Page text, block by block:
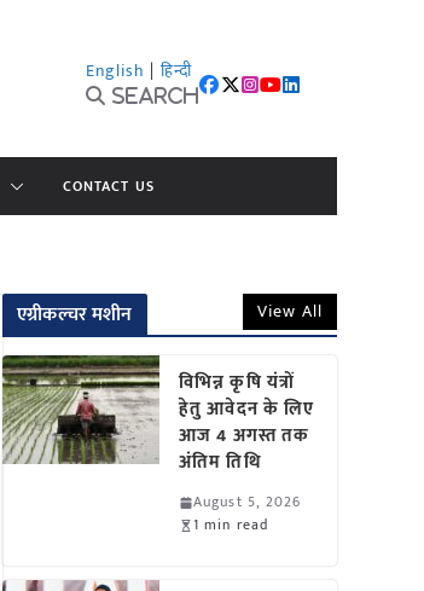
English | हिन्दी
Search
CONTACT US
एग्रीकल्चर मशीन View All
विभिन्न कृषि यंत्रों
हेतु आवेदन के लिए
आज 4 अगस्त तक
अंतिम तिथि
August 5, 2026
1 min read